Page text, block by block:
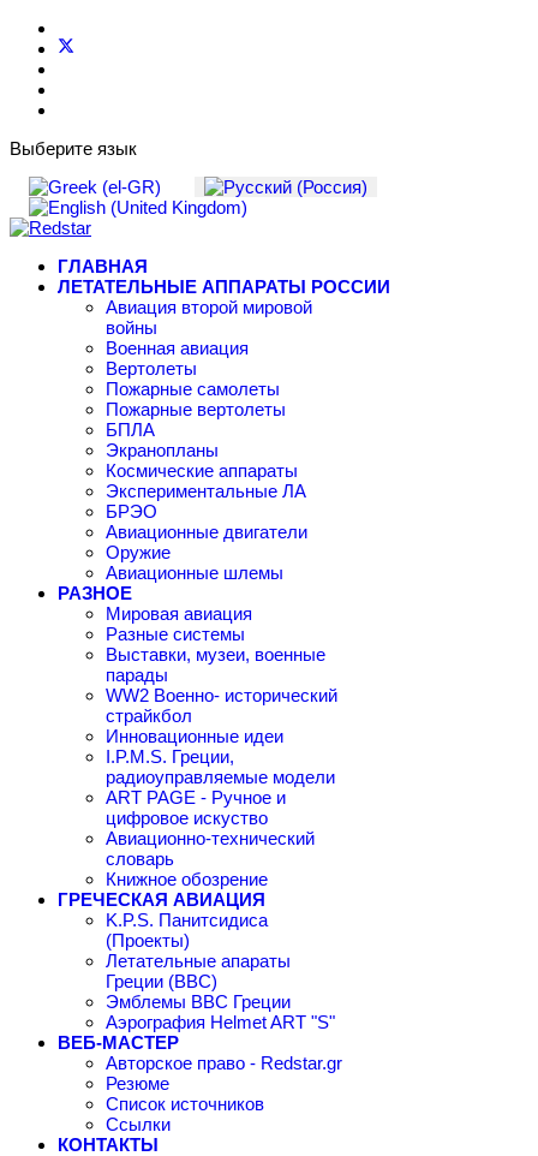
Выберите язык
ГЛАВНАЯ
ЛЕТАТЕЛЬНЫЕ АППАРАТЫ РОССИИ
Авиация второй мировой
войны
Военная авиация
Вертолеты
Пожарные самолеты
Пожарные вертолеты
БПЛА
Экранопланы
Космические аппараты
Экспериментальные ЛА
БРЭО
Авиационные двигатели
Оружие
Авиационные шлемы
РАЗНОЕ
Мировая авиация
Разные системы
Выставки, музеи, военные
парады
WW2 Военно- исторический
страйкбол
Инновационные идеи
I.P.M.S. Греции,
радиоуправляемые модели
ART PAGE - Ручное и
цифровое искуство
Авиационно-технический
словарь
Книжное обозрение
ГРЕЧЕСКАЯ АВИАЦИЯ
K.P.S. Панитсидиса
(Проекты)
Летательные апараты
Греции (ВВС)
Эмблемы ВВС Греции
Аэрография Helmet ART "S"
ВЕБ-МАСТЕР
Авторское право - Redstar.gr
Резюме
Список источников
Ссылки
КОНТАКТЫ